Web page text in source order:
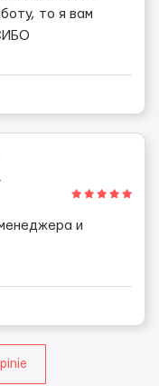
то я вам
и